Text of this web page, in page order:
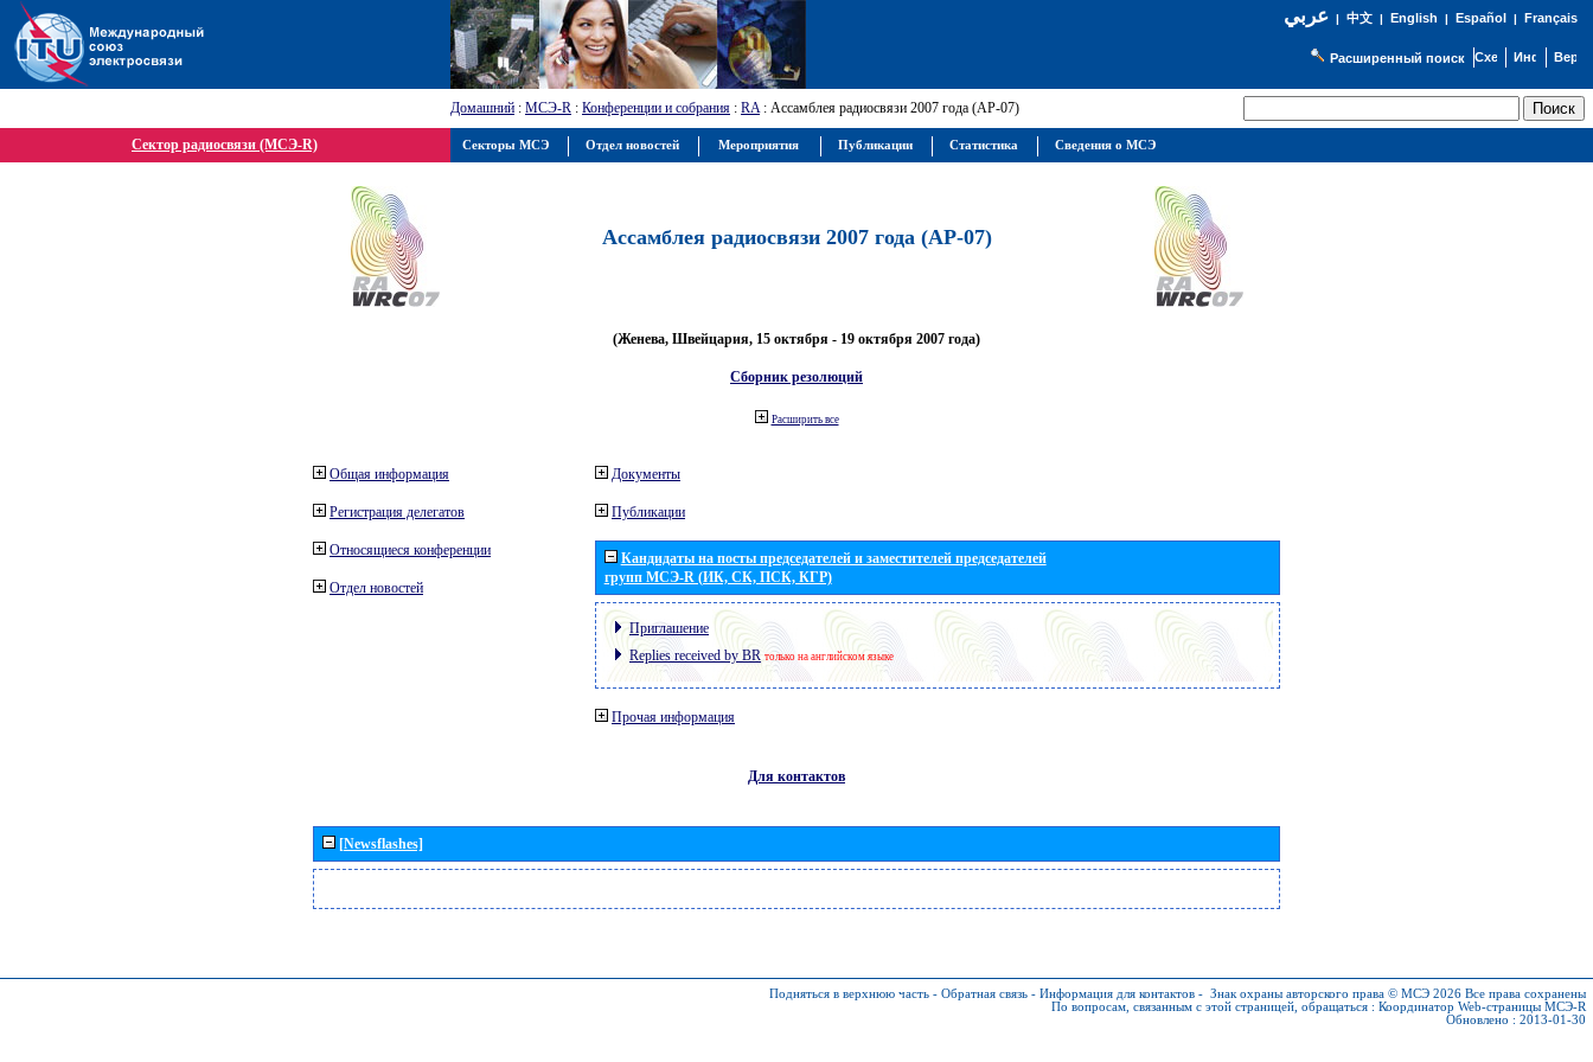
عربي| 中文| English | Español | Français
Расширенный поиск
Домашний : МСЭ-R : Конференции и собрания : RA: Ассамблея радиосвязи 2007 года (АР-07)
Сектор радиосвязи (МСЭ-R)
Ассамблея радиосвязи 2007 года (АР-07)
(Женева, Швейцария, 15 октября - 19 октября 2007 года)
Сборник резолюций
Расширить все
Общая информация
Регистрация делегатов
Относящиеся конференции
Отдел новостей
Документы
Публикации
Кандидаты на посты председателей и заместителей председателей
групп МСЭ-R (ИК, СК, ПСК, КГР)
Приглашение
Replies received by BR только на английском языке
Прочая информация
Для контактов
[Newsflashes]
Подняться в верхнюю часть - Обратная связь - Информация для контактов - Знак охраны авторского права © МСЭ 2026 Все права сохранены
По вопросам, связанным с этой страницей, обращаться : Координатор Web-страницы МСЭ-R
Обновлено : 2013-01-30
Секторы МСЭ Отдел новостей Мероприятия Публикации Статистика Сведения о МСЭ